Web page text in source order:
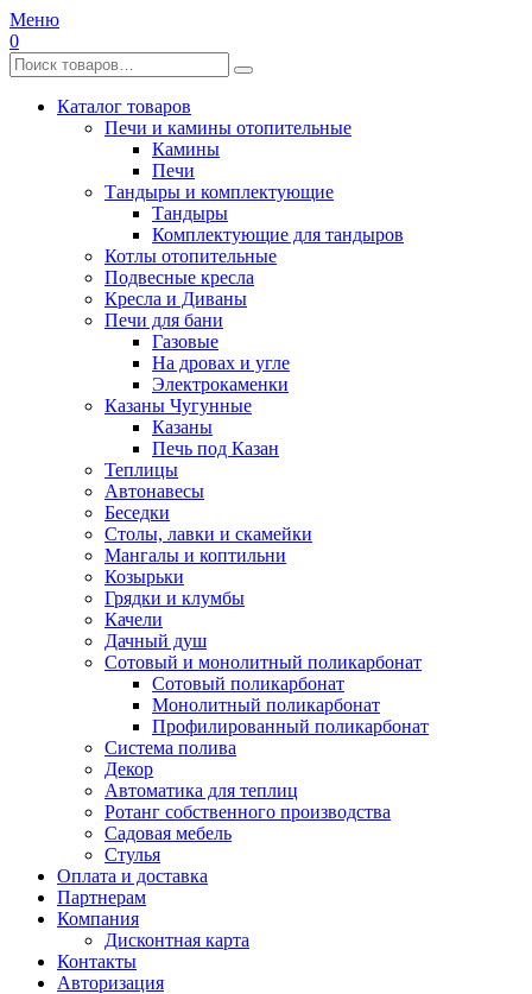
Меню
0
Каталог товаров
Печи и камины отопительные
Камины
Печи
Тандыры и комплектующие
Тандыры
Комплектующие для тандыров
Котлы отопительные
Подвесные кресла
Кресла и Диваны
Печи для бани
Газовые
На дровах и угле
Электрокаменки
Казаны Чугунные
Казаны
Печь под Казан
Теплицы
Автонавесы
Беседки
Столы, лавки и скамейки
Мангалы и коптильни
Козырьки
Грядки и клумбы
Качели
Дачный душ
Сотовый и монолитный поликарбонат
Сотовый поликарбонат
Монолитный поликарбонат
Профилированный поликарбонат
Система полива
Декор
Автоматика для теплиц
Ротанг собственного производства
Садовая мебель
Стулья
Оплата и доставка
Партнерам
Компания
Дисконтная карта
Контакты
Авторизация